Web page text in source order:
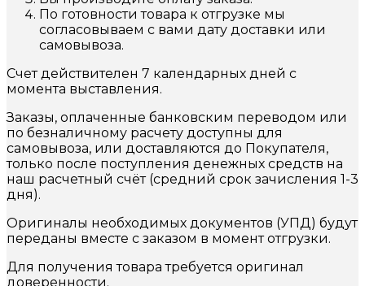
По готовности товара к отгрузке мы
согласовываем с вами дату доставки или
самовывоза.
Счет действителен 7 календарных дней с
момента выставления.
Заказы, оплаченные банковским переводом или
по безналичному расчету доступны для
самовывоза, или доставляются до Покупателя,
только после поступления денежных средств на
наш расчетный счёт (средний срок зачисления 1-3
дня).
Оригиналы необходимых документов (УПД) будут
переданы вместе с заказом в момент отгрузки.
Для получения товара требуется оригинал
доверенности.